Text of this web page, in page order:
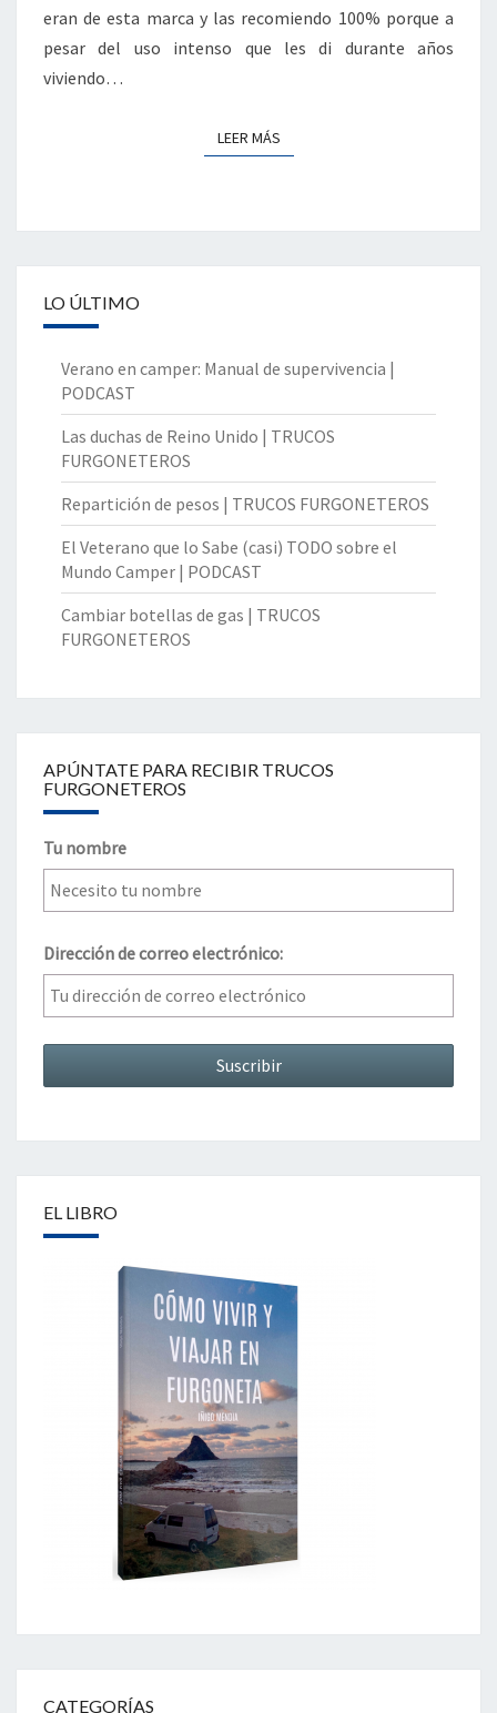
eran de esta marca y las recomiendo 100% porque a
pesar del uso intenso que les di durante años
viviendo…
LEER MÁSLEER MÁS
LO ÚLTIMO
Verano en camper: Manual de supervivencia |
PODCAST
Las duchas de Reino Unido | TRUCOS
FURGONETEROS
Repartición de pesos | TRUCOS FURGONETEROS
El Veterano que lo Sabe (casi) TODO sobre el
Mundo Camper | PODCAST
Cambiar botellas de gas | TRUCOS
FURGONETEROS
APÚNTATE PARA RECIBIR TRUCOS
FURGONETEROS
Tu nombre
Dirección de correo electrónico:
EL LIBRO
CATEGORÍAS